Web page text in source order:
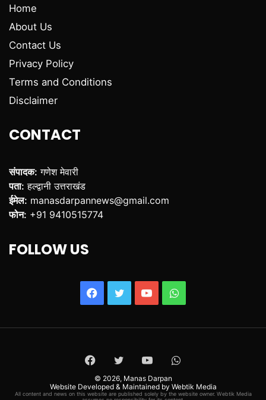
Home
About Us
Contact Us
Privacy Policy
Terms and Conditions
Disclaimer
CONTACT
संपादक: गणेश मेवारी
पता: हल्द्वानी उत्तराखंड
ईमेल: manasdarpannews@gmail.com
फोन: +91 9410515774
FOLLOW US
Facebook
TwitterYouTubeWhatsApp
Facebook
TwitterYouTubeWhatsApp
© 2026, Manas Darpan
Website Developed & Maintained by Webtik Media
All content and news on this website are published solely by the website owner. Webtik Media